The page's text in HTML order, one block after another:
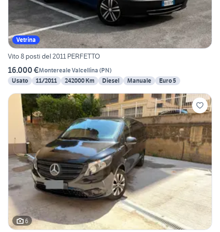
Vetrina
Vito 8 posti del 2011 PERFETTO
16.000 €Montereale Valcellina (PN)
Usato
11/2011 242000 Km Diesel Manuale Euro 5
6